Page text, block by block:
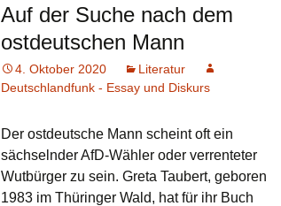
Auf der Suche nach dem
ostdeutschen Mann
4. Oktober 2020
Literatur
Deutschlandfunk - Essay und Diskurs
Der ostdeutsche Mann scheint oft ein
sächselnder AfD-Wähler oder verrenteter
Wutbürger zu sein. Greta Taubert, geboren
1983 im Thüringer Wald, hat für ihr Buch